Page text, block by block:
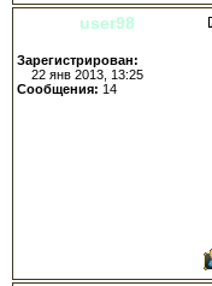
user98
Зарегистрирован:
22 янв 2013, 13:25
Сообщения: 14